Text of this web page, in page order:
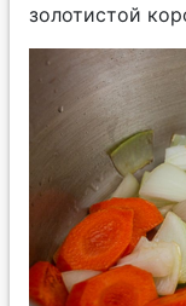
золотистой